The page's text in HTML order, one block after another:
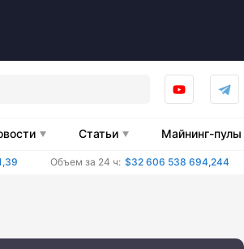
Статьи Майнинг-пулы
Объем за 24 ч: $32 606 538 694,244